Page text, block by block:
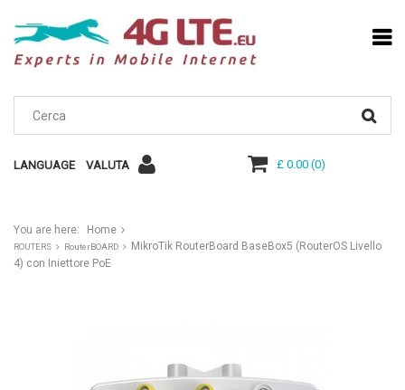
LANGUAGE VALUTA £ 0.00(0)
You are here: Home
ROUTERS RouterBOARD
MikroTik RouterBoard BaseBox5 (RouterOS Livello
4) con Iniettore PoE